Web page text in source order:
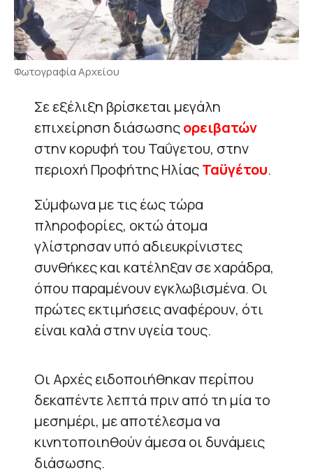
Φωτογραφία Αρχείου
Σε εξέλιξη βρίσκεται μεγάλη
επιχείρηση διάσωσηςορειβατών
στην κορυφή του Ταΰγετου, στην
περιοχή Προφήτης ΗλίαςΤαϋγέτου.
Σύμφωνα με τις έως τώρα
πληροφορίες, οκτώ άτομα
γλίστρησαν υπό αδιευκρίνιστες
συνθήκες και κατέληξαν σε χαράδρα,
όπου παραμένουν εγκλωβισμένα. Οι
πρώτες εκτιμήσεις αναφέρουν, ότι
είναι καλά στην υγεία τους.
Οι Αρχές ειδοποιήθηκαν περίπου
δεκαπέντε λεπτά πριν από τη μία το
μεσημέρι, με αποτέλεσμα να
κινητοποιηθούν άμεσα οι δυνάμεις
διάσωσης.